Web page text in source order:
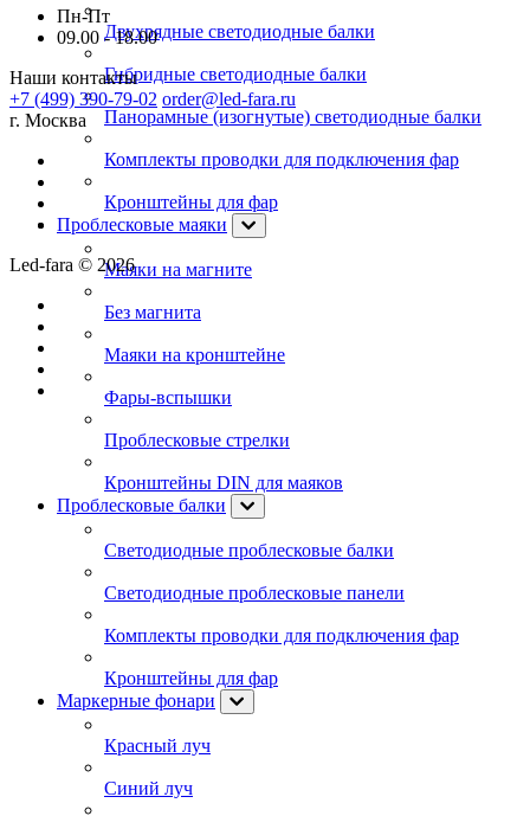
Двухрядные светодиодные балки
Гибридные светодиодные балки
Панорамные (изогнутые) светодиодные балки
Комплекты проводки для подключения фар
Кронштейны для фар
Проблесковые маяки
Маяки на магните
Без магнита
Маяки на кронштейне
Фары-вспышки
Проблесковые стрелки
Кронштейны DIN для маяков
Проблесковые балки
Светодиодные проблесковые балки
Светодиодные проблесковые панели
Комплекты проводки для подключения фар
Кронштейны для фар
Маркерные фонари
Красный луч
Синий луч
Пн-Пт
09.00 - 18.00
Наши контакты
+7 (499) 390-79-02 order@led-fara.ru
г. Москва
Led-fara © 2026